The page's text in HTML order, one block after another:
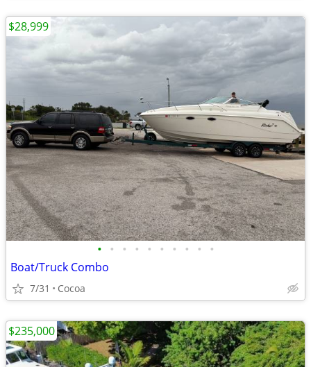
• • • • • • • • • •
Boat/Truck Combo
7/31 Cocoa
$28,999
$235,000